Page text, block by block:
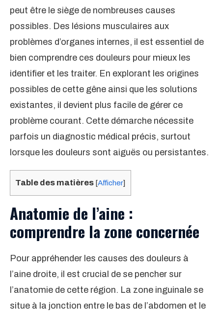
peut être le siège de nombreuses causes
possibles. Des lésions musculaires aux
problèmes d’organes internes, il est essentiel de
bien comprendre ces douleurs pour mieux les
identifier et les traiter. En explorant les origines
possibles de cette gêne ainsi que les solutions
existantes, il devient plus facile de gérer ce
problème courant. Cette démarche nécessite
parfois un diagnostic médical précis, surtout
lorsque les douleurs sont aiguës ou persistantes.
Table des matières [Afficher]
Anatomie de l’aine :
comprendre la zone concernée
Pour appréhender les causes des douleurs à
l’aine droite, il est crucial de se pencher sur
l’anatomie de cette région. La zone inguinale se
situe à la jonction entre le bas de l’abdomen et le